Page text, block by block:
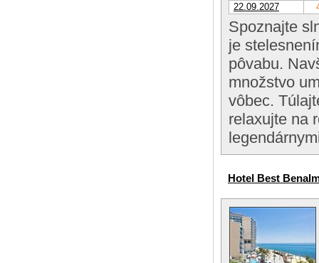
22.09.2027
Spoznajte
je
pôvabu.
množstvo
vôbec.
relaxujte na
Hotel Best